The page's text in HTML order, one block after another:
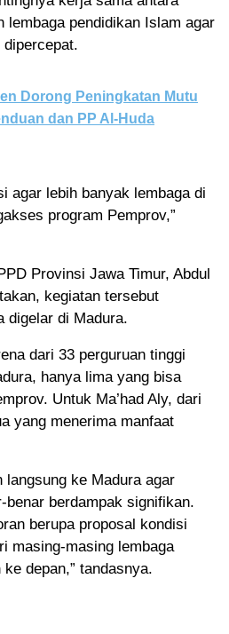
lembaga pendidikan Islam agar
Dorong Peningkatan Mutu
dan PP Al-Huda
agar lebih banyak lembaga di
program Pemprov,”
Provinsi Jawa Timur, Abdul
kegiatan tersebut
digelar di Madura.
dari 33 perguruan tinggi
hanya lima yang bisa
Untuk Ma’had Aly, dari
yang menerima manfaat
langsung ke Madura agar
benar berdampak signifikan.
berupa proposal kondisi
masing-masing lembaga
depan,” tandasnya.